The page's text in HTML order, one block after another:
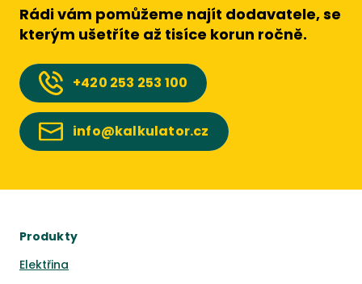
Rádi vám pomůžeme najít dodavatele, se
kterým ušetříte až tisíce korun ročně.
+420 253 253 100
info@kalkulator.cz
Produkty
Elektřina